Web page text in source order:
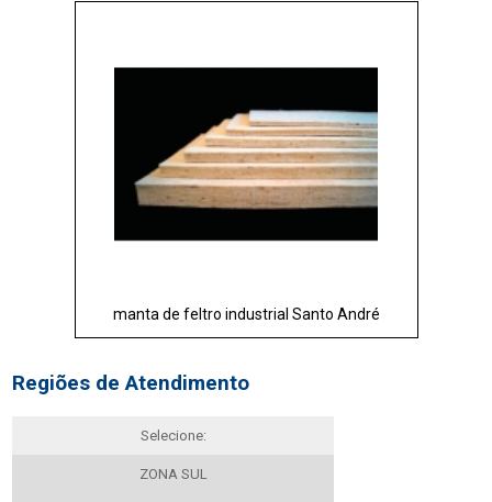
manta de feltro industrial Santo André
Regiões de Atendimento
Selecione:
ZONA SUL